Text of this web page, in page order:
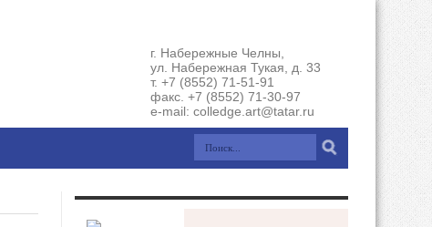
г. Набережные Челны,
ул. Набережная Тукая, д. 33
т. +7 (8552) 71-51-91
факс. +7 (8552) 71-30-97
e-mail: colledge.art@tatar.ru